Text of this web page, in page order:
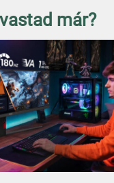
már?